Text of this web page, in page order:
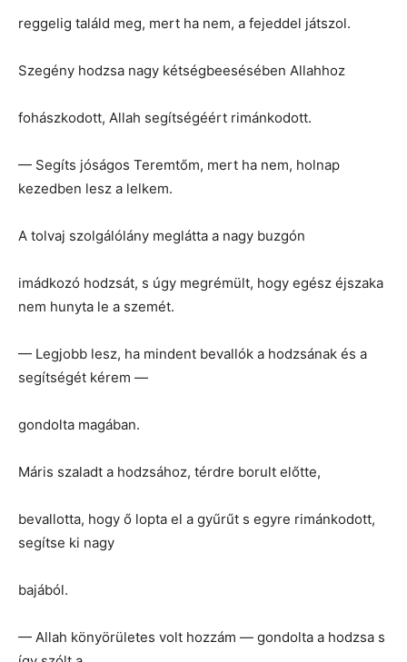
reggelig találd meg, mert ha nem, a fejeddel játszol.
Szegény hodzsa nagy kétségbeesésében Allahhoz
fohászkodott, Allah segítségéért rimánkodott.
— Segíts jóságos Teremtőm, mert ha nem, holnap
kezedben lesz a lelkem.
A tolvaj szolgálólány meglátta a nagy buzgón
imádkozó hodzsát, s úgy megrémült, hogy egész éjszaka
nem hunyta le a szemét.
— Legjobb lesz, ha mindent bevallók a hodzsának és a
segítségét kérem —
gondolta magában.
Máris szaladt a hodzsához, térdre borult előtte,
bevallotta, hogy ő lopta el a gyűrűt s egyre rimánkodott,
segítse ki nagy
bajából.
— Allah könyörületes volt hozzám — gondolta a hodzsa s